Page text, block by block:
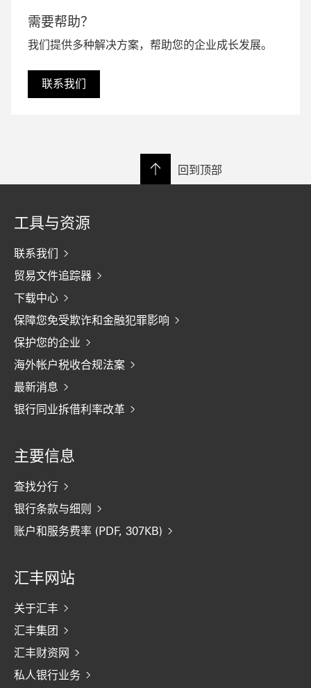
需要帮助？
我们提供多种解决方案，帮助您的企业成长发展。
联系我们
回到顶部
工具与资源
联系我们
贸易文件追踪器
下载中心
保障您免受欺诈和金融犯罪影响
保护您的企业
海外帐户税收合规法案
最新消息
银行同业拆借利率改革
主要信息
查找分行
银行条款与细则
账户和服务费率 (PDF, 307KB)
汇丰网站
关于汇丰
汇丰集团
汇丰财资网
私人银行业务